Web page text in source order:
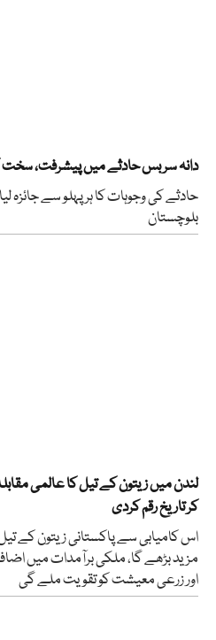
دانہ سر بس حادثے میں پیشرفت، سخت
حادثے کی وجوہات کا ہر پہلو سے جائزہ
بلوچستان
لندن میں زیتون کے تیل کا عالمی
کر تاریخ رقم کردی
اس کامیابی سے پاکستانی زیتون کے
مزید بڑھے گا، ملکی برآمدات میں
اور زرعی معیشت کو تقویت ملے گی